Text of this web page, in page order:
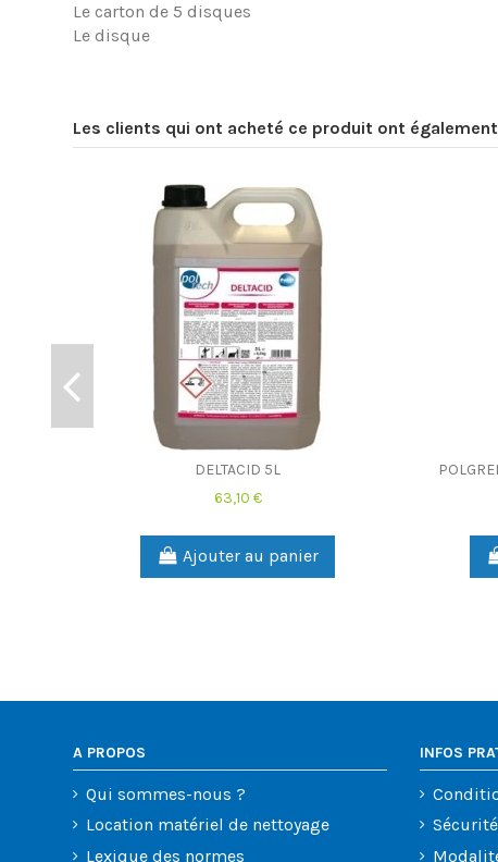
Le carton de 5 disques
Le disque
Les clients qui ont acheté ce produit ont
DELTACID 5L
63,10 €
Ajouter au panier
A PROPOS
Qui sommes-nous ?
Location matériel de nettoyage
Lexique des normes
INFOS